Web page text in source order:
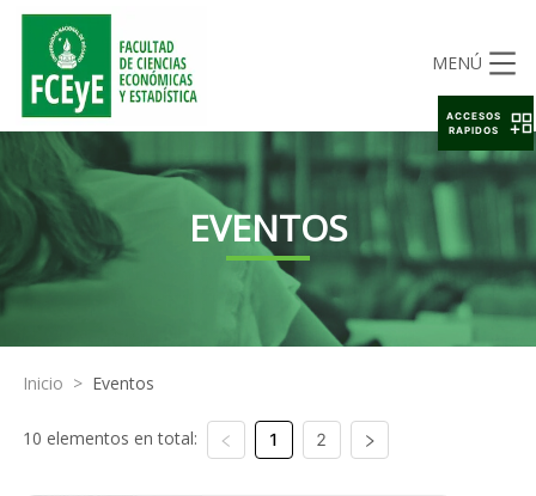
MENÚ
EVENTOS
Inicio > Eventos
10 elementos en total: 1 2
ACCESOS
RAPIDOS